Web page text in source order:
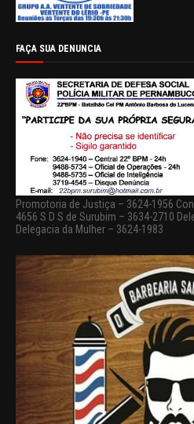
FAÇA SUA DENUNCIA
Promotoria de Justiça – 3624-1956
4656 S D S de Surubim – 3634-2710
Delegacia da Mulher – 3624-1983